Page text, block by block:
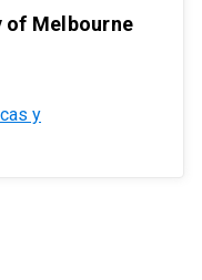
of Melbourne
y